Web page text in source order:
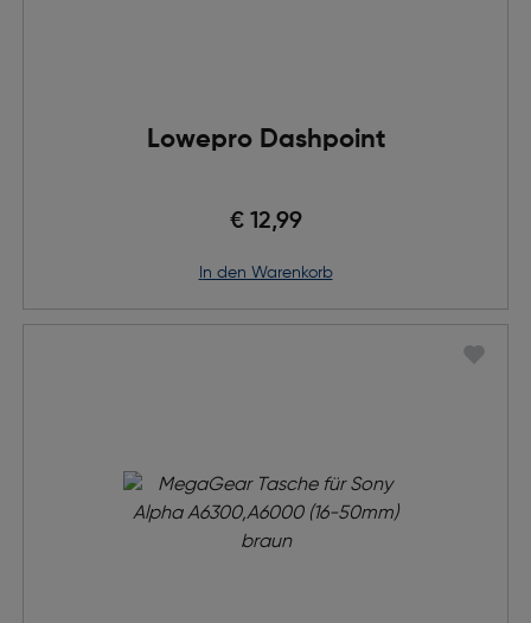
Lowepro Dashpoint
€ 12,99
in den Warenkorb